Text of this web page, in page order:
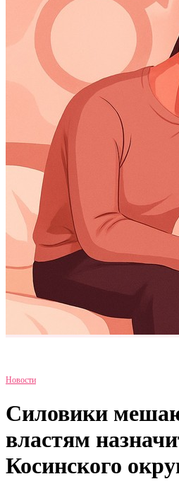
Новости
Силовики
властям
Косинского